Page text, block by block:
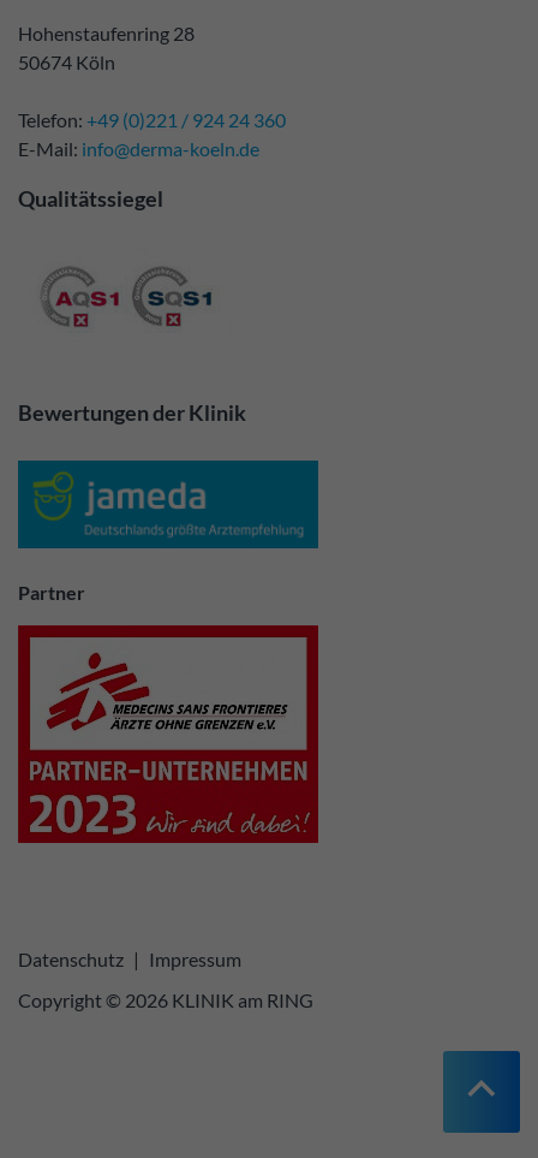
Hohenstaufenring 28
50674 Köln
Telefon: +49 (0)221 / 924 24 360
E-Mail: info@derma-koeln.de
Qualitätssiegel
Bewertungen der Klinik
Partner
Datenschutz | Impressum
Copyright © 2026 KLINIK am RING